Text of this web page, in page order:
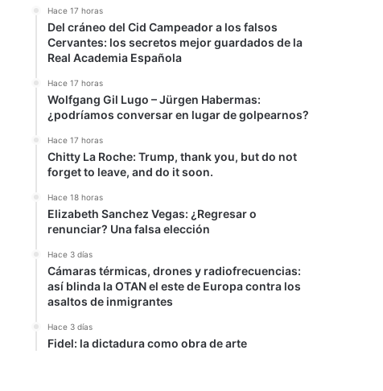
Hace 17 horas
Del cráneo del Cid Campeador a los falsos
Cervantes: los secretos mejor guardados de la
Real Academia Española
Hace 17 horas
Wolfgang Gil Lugo – Jürgen Habermas:
¿podríamos conversar en lugar de golpearnos?
Hace 17 horas
Chitty La Roche: Trump, thank you, but do not
forget to leave, and do it soon.
Hace 18 horas
Elizabeth Sanchez Vegas: ¿Regresar o
renunciar? Una falsa elección
Hace 3 días
Cámaras térmicas, drones y radiofrecuencias:
así blinda la OTAN el este de Europa contra los
asaltos de inmigrantes
Hace 3 días
Fidel: la dictadura como obra de arte